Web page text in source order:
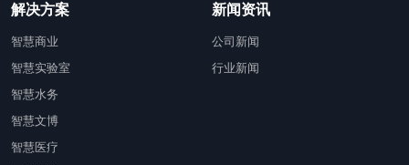
解决方案
智慧商业
智慧实验室
智慧水务
智慧文博
智慧医疗
新闻资讯
公司新闻
行业新闻